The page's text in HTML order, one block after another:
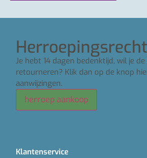
Herroepingsrecht
Je hebt 14 dagen bedenktijd, wil je
retourneren? Klik dan op de knop
aanwijzingen.
herroep aankoop
Klantenservice